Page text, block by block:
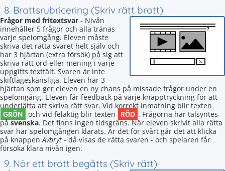
8. Brottsrubricering (Skriv rätt brott)
Frågor med fritextsvar - Nivån
innehåller 5 frågor och alla tränas
varje spelomgång. Eleven måste
skriva det rätta svaret helt själv och
har 3 hjärtan (extra försök) på sig att
skriva rätt ord eller mening i varje
uppgifts textfält. Svaren är inte
skiftlägeskänsliga. Eleven har 3
hjärtan som ger eleven en ny chans på missade frågor under en
spelomgång. Eleven får feedback på varje knapptryckning för att
underlätta att skriva rätt svar. Vid korrekt inmatning blir texten
GRÖN och vid felaktig blir texten RÖD . Frågorna har talsyntes
påsvenska. Det finns ingen tidsgräns. När eleven skrivit alla rätta
svar har spelomgången klarats. Är det för svårt går det att klicka
på knappenAvbryt - då visas de rätta svaren - och spelaren får
försöka klara nivån igen.
9. När ett brott begåtts (Skriv rätt)